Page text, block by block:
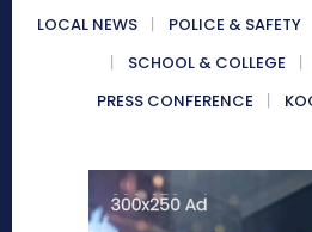
LOCAL NEWS POLICE & SAFETY
SCHOOL & COLLEGE
PRESS CONFERENCE